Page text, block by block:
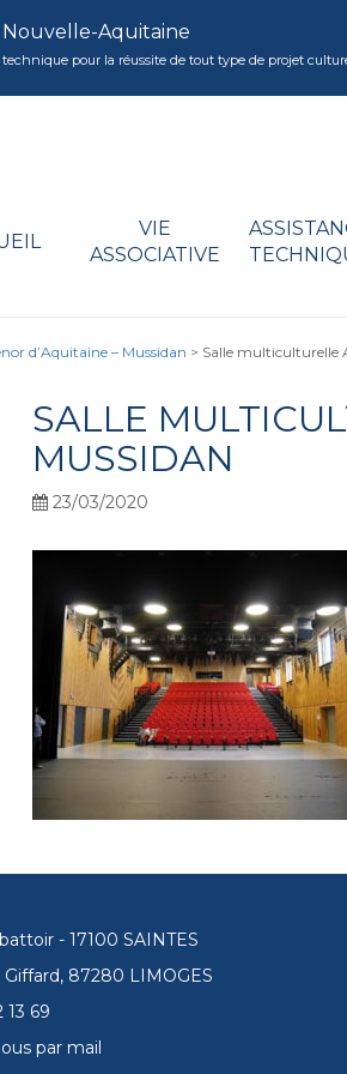
Nouvelle-Aquitaine
pour la réussite de tout type de projet
VIE
ASSOCIATIVE
d’Aquitaine – Mussidan > Salle multiculturelle
SALLE
MUSSIDAN
23/03/2020
- 17100 SAINTES
87280 LIMOGES
13 69
par mail